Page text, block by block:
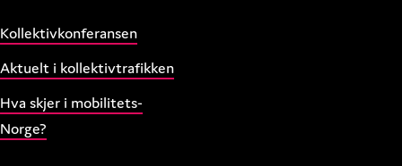
Kollektivkonferansen
Aktuelt i kollektivtrafikken
Hva skjer i mobilitets-
Norge?